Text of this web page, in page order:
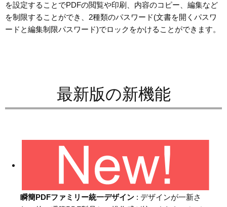
を設定することでPDFの閲覧や印刷、内容のコピー、編集など
を制限することができ、2種類のパスワード(文書を開くパスワ
ードと編集制限パスワード)でロックをかけることができます。
最新版の新機能
瞬簡PDFファミリー統一デザイン : デザインが一新さ